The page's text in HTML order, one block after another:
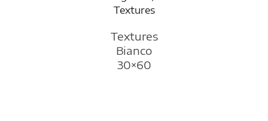
Textures
Bianco
30×60